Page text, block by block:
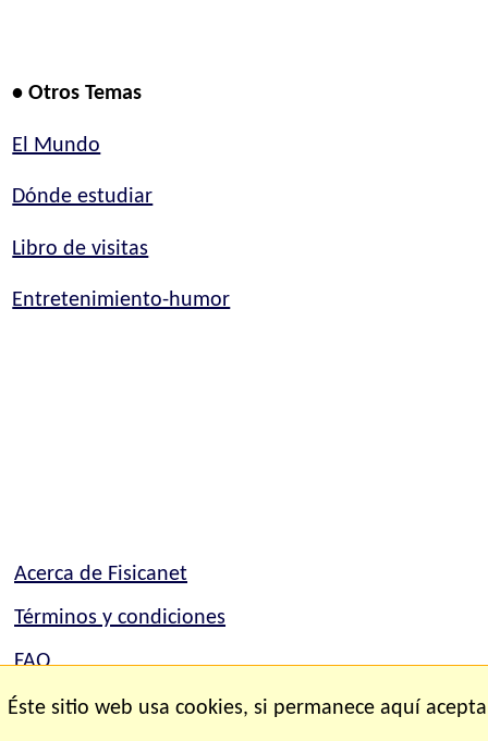
• Otros Temas
El Mundo
Dónde estudiar
Libro de visitas
Entretenimiento-humor
Acerca de Fisicanet
Términos y condiciones
FAQ
Mapa del sitio
Éste sitio web usa cookies, si permanece aquí acepta